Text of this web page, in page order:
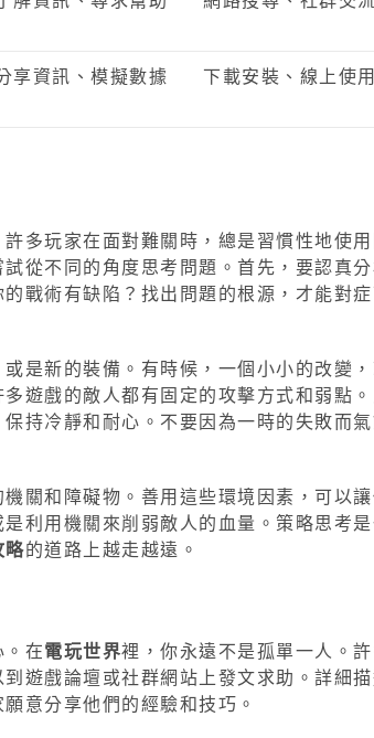
享資訊、模擬數據 下載安裝、線上使用
多玩家在面對難關時，總是習慣性地使
從不同的角度思考問題。首先，要認真
戰術有缺陷？找出問題的根源，才能對
是新的裝備。有時候，一個小小的改變
遊戲的敵人都有固定的攻擊方式和弱點
持冷靜和耐心。不要因為一時的失敗而氣
關和障礙物。善用這些環境因素，可以
利用機關來削弱敵人的血量。策略思考
略的道路上越走越遠。
在電玩世界裡，你永遠不是孤單一人。
遊戲論壇或社群網站上發文求助。詳細
意分享他們的經驗和技巧。